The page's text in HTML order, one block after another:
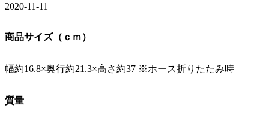
2020-11-11
商品サイズ（ｃｍ）
幅約16.8×奥行約21.3×高さ約37 ※ホース折りたたみ時
質量